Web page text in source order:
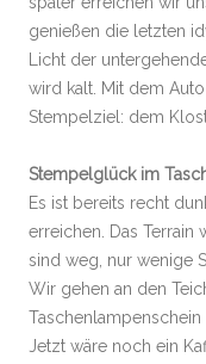
genießen die letzten
Licht der
wird kalt. Mit dem
Stempelziel: dem
Stempelglück im
Es ist bereits recht
erreichen. Das Terrain
sind weg, nur wenige
Wir gehen an den
Taschenlampenschein
Jetzt wäre noch ein